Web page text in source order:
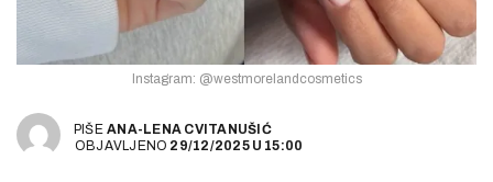
Instagram: @westmorelandcosmetics
PIŠEANA-LENA CVITANUŠIĆ
OBJAVLJENO 29/12/2025 U 15:00